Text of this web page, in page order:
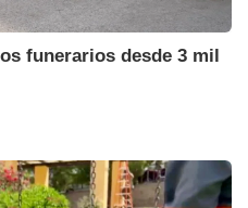
funerarios desde 3 mil